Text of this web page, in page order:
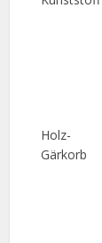
Holz-
Gärkorb